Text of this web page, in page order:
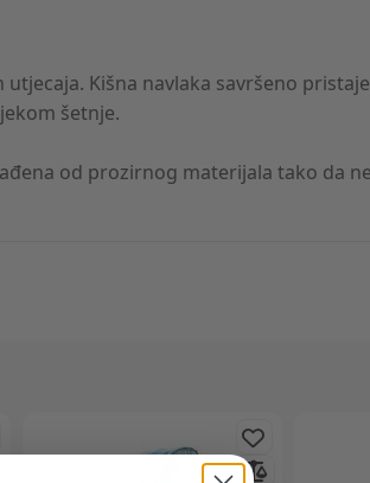
Kišna navlaka savršeno
šetnje.
od prozirnog materijala tako da